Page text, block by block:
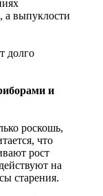
а выпуклости
долго
и
роскошь,
что
рост
на
старения.